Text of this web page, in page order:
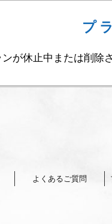
プ
ンが休止中または削除
よくあるご質問